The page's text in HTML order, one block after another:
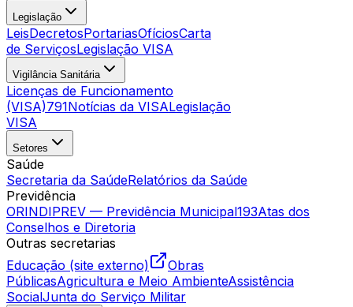
Legislação
LeisDecretosPortariasOfíciosCarta
de ServiçosLegislação VISA
Vigilância Sanitária
Licenças de Funcionamento
(VISA)791Notícias da VISALegislação
VISA
Setores
Saúde
Secretaria da SaúdeRelatórios da Saúde
Previdência
ORINDIPREV — Previdência Municipal193Atas dos
Conselhos e Diretoria
Outras secretarias
Educação (site externo)
Obras
PúblicasAgricultura e Meio AmbienteAssistência
SocialJunta do Serviço Militar